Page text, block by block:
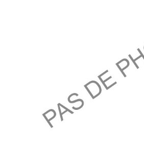
TOUS LES TARIFS AU M2
GUIDE : CHOIX PAR UTILISATION
INSPIRATIONS ET NOUVEAUTÉS